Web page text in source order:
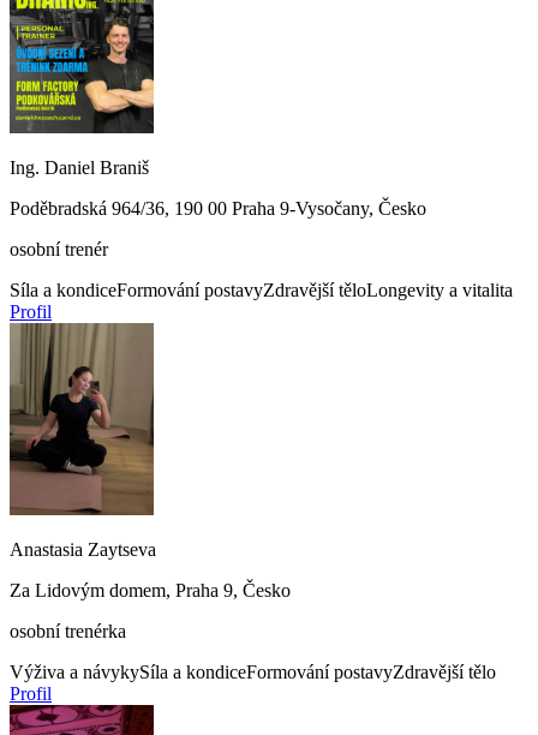
Ing. Daniel Braniš
Poděbradská 964/36, 190 00 Praha 9-Vysočany, Česko
osobní trenér
Síla a kondiceFormování postavyZdravější těloLongevity a vitalita
Profil
Anastasia Zaytseva
Za Lidovým domem, Praha 9, Česko
osobní trenérka
Výživa a návykySíla a kondiceFormování postavyZdravější tělo
Profil